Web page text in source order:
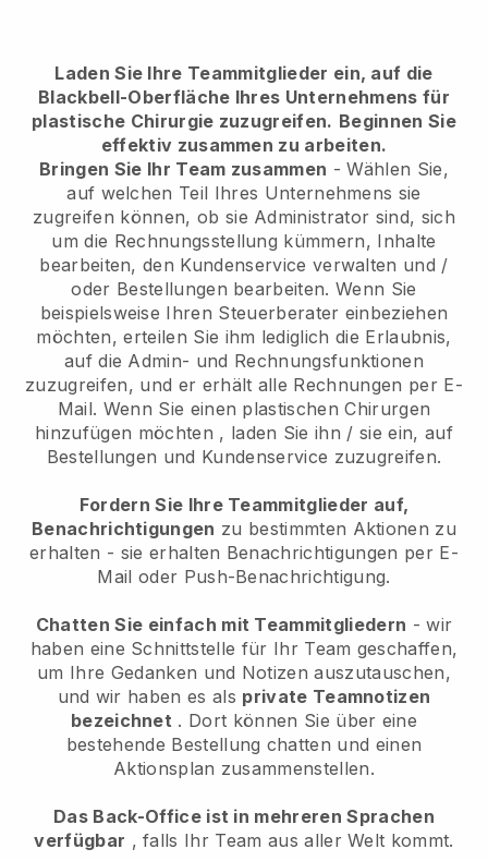
Laden Sie Ihre Teammitglieder ein, auf die
Blackbell-Oberfläche Ihres Unternehmens für
plastische Chirurgie zuzugreifen. Beginnen Sie
effektiv zusammen zu arbeiten.
Bringen Sie Ihr Team zusammen - Wählen Sie,
auf welchen Teil Ihres Unternehmens sie
zugreifen können, ob sie Administrator sind, sich
um die Rechnungsstellung kümmern, Inhalte
bearbeiten, den Kundenservice verwalten und /
oder Bestellungen bearbeiten. Wenn Sie
beispielsweise Ihren Steuerberater einbeziehen
möchten, erteilen Sie ihm lediglich die Erlaubnis,
auf die Admin- und Rechnungsfunktionen
zuzugreifen, und er erhält alle Rechnungen per E-
Mail. Wenn Sie einen plastischen Chirurgen
hinzufügen möchten , laden Sie ihn / sie ein, auf
Bestellungen und Kundenservice zuzugreifen.
Fordern Sie Ihre Teammitglieder auf,
Benachrichtigungen zu bestimmten Aktionen zu
erhalten - sie erhalten Benachrichtigungen per E-
Mail oder Push-Benachrichtigung.
Chatten Sie einfach mit Teammitgliedern - wir
haben eine Schnittstelle für Ihr Team geschaffen,
um Ihre Gedanken und Notizen auszutauschen,
und wir haben es als private Teamnotizen
bezeichnet . Dort können Sie über eine
bestehende Bestellung chatten und einen
Aktionsplan zusammenstellen.
Das Back-Office ist in mehreren Sprachen
verfügbar , falls Ihr Team aus aller Welt kommt.